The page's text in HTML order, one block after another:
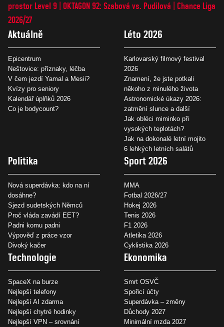
prostor Level 9 OKTAGON 92: Szabová vs. Pudilová
Chance Liga
2026/27
Aktuálně
Epicentrum
Neštovice: příznaky, léčba
V čem jezdí Yamal a Mesii?
Kvízy pro seniory
Kalendář úplňků 2026
Co je bodycount?
Léto 2026
Karlovarský filmový festival
2026
Znamení, že jste potkali
někoho z minulého života
Astronomické úkazy 2026:
zatmění slunce a další
Jak obléci miminko při
vysokých teplotách?
Jak na dokonalé letní mojito
6 lehkých letních salátů
Politika
Nová superdávka: kdo na ní
dosáhne?
Sjezd sudetských Němců
Proč vláda zavádí EET?
Padni komu padni
Výpověď z práce vzor
Divoký kačer
Sport 2026
MMA
Fotbal 2026/27
Hokej 2026
Tenis 2026
F1 2026
Atletika 2026
Cyklistika 2026
Technologie
SpaceX na burze
Nejlepší telefony
Nejlepší AI zdarma
Nejlepší chytré hodinky
Nejlepší VPN – srovnání
Ekonomika
Smrt OSVČ
Spořicí účty
Superdávka – změny
Důchody 2027
Minimální mzda 2027